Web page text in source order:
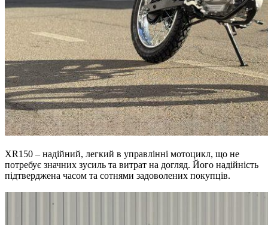
XR150 – надійний, легкий в управлінні мотоцикл, що не
потребує значних зусиль та витрат на догляд. Його надійність
підтверджена часом та сотнями задоволених покупців.